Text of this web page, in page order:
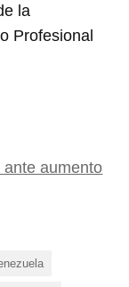
la
Profesional
aumento